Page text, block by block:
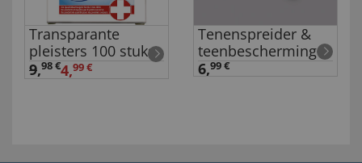
Transparante
pleisters 100 stuks
9,98 €4,99 €
Tenenspreider &
teenbescherming
6,99 €